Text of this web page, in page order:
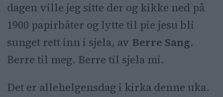
dagen ville jeg sitte der og kikke ned på
1900 papirbåter og lytte til pie jesu bli
sunget rett inn i sjela, av Berre Sang.
Berre til meg. Berre til sjela mi.
Det er allehelgensdag i kirka denne uka.